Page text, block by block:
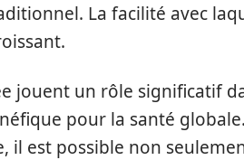
La facilité avec
jouent un rôle significatif
pour la santé
il est possible non